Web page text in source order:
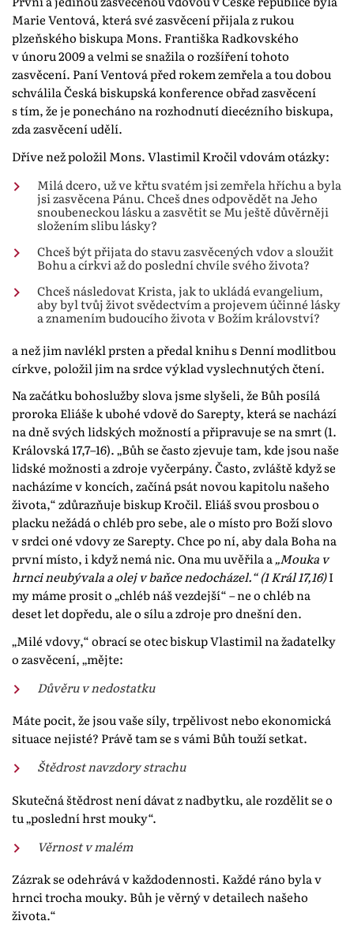
Marie Ventová, která své zasvěcení přijala z rukou
plzeňského biskupa Mons. Františka Radkovského
v únoru 2009 a velmi se snažila o rozšíření tohoto
zasvěcení. Paní Ventová před rokem zemřela a tou dobou
schválila Česká biskupská konference obřad zasvěcení
s tím, že je ponecháno na rozhodnutí diecézního biskupa,
zda zasvěcení udělí.
Dříve než položil Mons. Vlastimil Kročil vdovám otázky:
Milá dcero, už ve křtu svatém jsi zemřela hříchu a byla
jsi zasvěcena Pánu. Chceš dnes odpovědět na Jeho
snoubeneckou lásku a zasvětit se Mu ještě důvěrněji
složením slibu lásky?
Chceš být přijata do stavu zasvěcených vdov a sloužit
Bohu a církvi až do poslední chvíle svého života?
Chceš následovat Krista, jak to ukládá evangelium,
aby byl tvůj život svědectvím a projevem účinné lásky
a znamením budoucího života v Božím království?
a než jim navlékl prsten a předal knihu s Denní modlitbou
církve, položil jim na srdce výklad vyslechnutých čtení.
Na začátku bohoslužby slova jsme slyšeli, že Bůh posílá
proroka Eliáše k ubohé vdově do Sarepty, která se nachází
na dně svých lidských možností a připravuje se na smrt (1.
Královská 17,7–16). „Bůh se často zjevuje tam, kde jsou naše
lidské možnosti a zdroje vyčerpány. Často, zvláště když se
nacházíme v koncích, začíná psát novou kapitolu našeho
života,“ zdůrazňuje biskup Kročil. Eliáš svou prosbou o
placku nežádá o chléb pro sebe, ale o místo pro Boží slovo
v srdci oné vdovy ze Sarepty. Chce po ní, aby dala Boha na
první místo, i když nemá nic. Ona mu uvěřila a„Mouka v
hrnci neubývala a olej v baňce nedocházel.“ (1 Král 17,16)I
my máme prosit o „chléb náš vezdejší“ – ne o chléb na
deset let dopředu, ale o sílu a zdroje pro dnešní den.
„Milé vdovy,“ obrací se otec biskup Vlastimil na žadatelky
o zasvěcení, „mějte:
Důvěru v nedostatku
Máte pocit, že jsou vaše síly, trpělivost nebo ekonomická
situace nejisté? Právě tam se s vámi Bůh touží setkat.
Štědrost navzdory strachu
Skutečná štědrost není dávat z nadbytku, ale rozdělit se o
tu „poslední hrst mouky“.
Věrnost v malém
Zázrak se odehrává v každodennosti. Každé ráno byla v
hrnci trocha mouky. Bůh je věrný v detailech našeho
života.“